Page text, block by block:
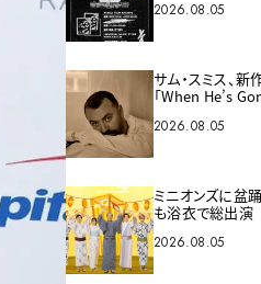
2026.08.05
サム・スミス、
「When He’s
2026.08.05
ミニオンズに盆
も浴衣で総出演
2026.08.05